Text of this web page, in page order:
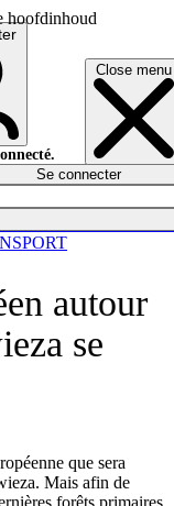
hoofdinhoud
Close menu
Se connecter
autour
se
que sera
Mais afin de